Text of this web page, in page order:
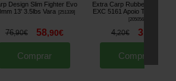
Design Slim Fighter Evo
13' 3.5lbs Vara
251339]
76,90€ 58,90€
Comprar
Extra Carp Rubber Back Rest
EXC 5161 Apoio Traseiro (x2)
205056]
4,20€ 3
Comprar